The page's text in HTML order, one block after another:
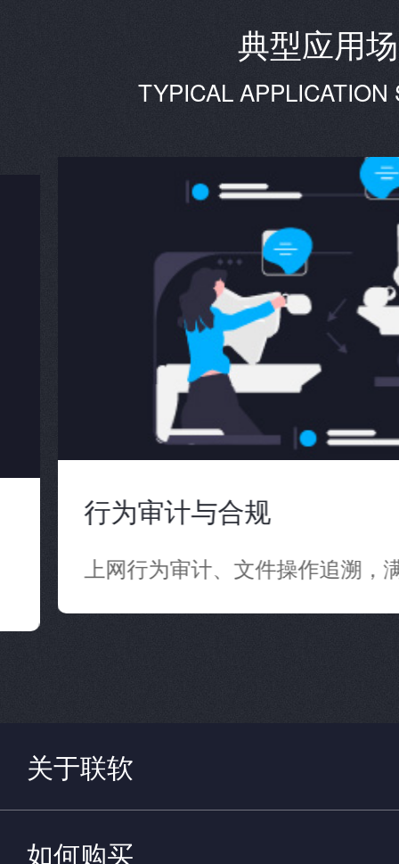
典型应用
TYPICAL APPLICATION
行为审计与合规
上网行为审计、文件操作追溯，
关于联软
如何购买